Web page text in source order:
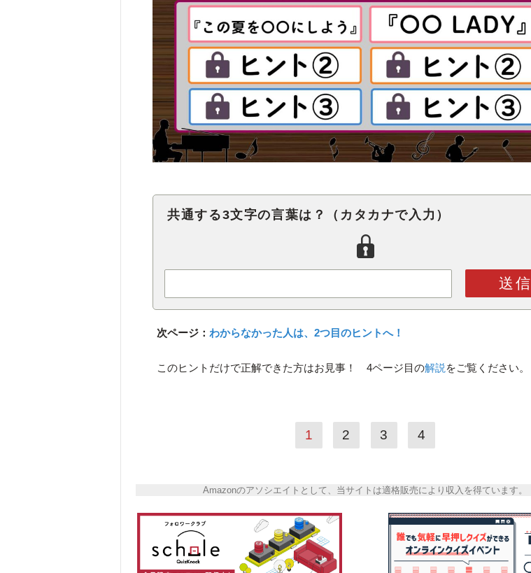
共通する3文字の言葉は？（カタカナで入力）
送信
次ページ：わからなかった人は、2つ目のヒントへ！
このヒントだけで正解できた方はお見事！ 4ページ目の解説 をご覧ください。
1 2 3 4
Amazonのアソシエイトとして、当サイトは適格販売により収入を得ています。